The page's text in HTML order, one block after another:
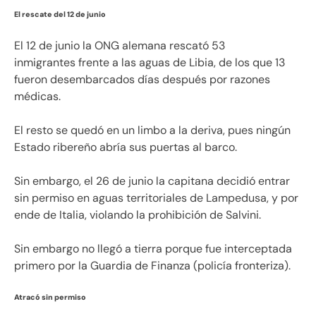
El rescate del 12 de junio
El 12 de junio la ONG alemana rescató 53
inmigrantes frente a las aguas de Libia, de los que 13
fueron desembarcados días después por razones
médicas.
El resto se quedó en un limbo a la deriva, pues ningún
Estado ribereño abría sus puertas al barco.
Sin embargo, el 26 de junio la capitana decidió entrar
sin permiso en aguas territoriales de Lampedusa, y por
ende de Italia, violando la prohibición de Salvini.
Sin embargo no llegó a tierra porque fue interceptada
primero por la Guardia de Finanza (policía fronteriza).
Atracó sin permiso